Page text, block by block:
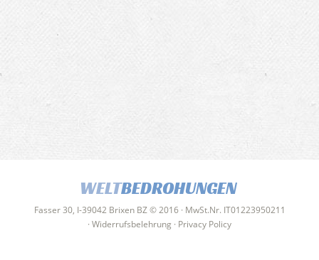
WELTBEDROHUNGEN
Fasser 30, I-39042 Brixen BZ © 2016 · MwSt.Nr. IT01223950211
· Widerrufsbelehrung · Privacy Policy